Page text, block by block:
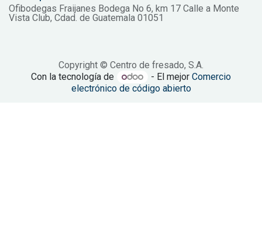
Ofibodegas Fraijanes Bodega No 6, km 17 Calle a Monte
Vista Club, Cdad. de Guatemala 01051
Copyright © Centro de fresado, S.A.
Con la tecnología de
- El mejor Comercio
electrónico de código abierto